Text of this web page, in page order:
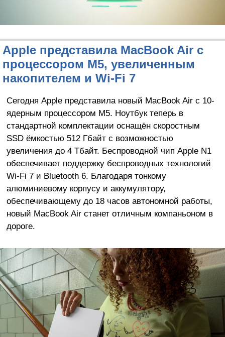
Apple представила MacBook Air с
процессором M5, увеличенным
накопителем и Wi-Fi 7
Сегодня Apple представила новый MacBook Air с 10-
ядерным процессором M5. Ноутбук теперь в
стандартной комплектации оснащён скоростным
SSD ёмкостью 512 Гбайт с возможностью
увеличения до 4 Тбайт. Беспроводной чип Apple N1
обеспечивает поддержку беспроводных технологий
Wi-Fi 7 и Bluetooth 6. Благодаря тонкому
алюминиевому корпусу и аккумулятору,
обеспечивающему до 18 часов автономной работы,
новый MacBook Air станет отличным компаньоном в
дороге.